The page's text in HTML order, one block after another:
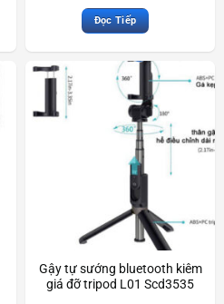
Đọc Tiếp
Gậy tự sướng bluetooth kiêm
giá đỡ tripod L01 Scd3535